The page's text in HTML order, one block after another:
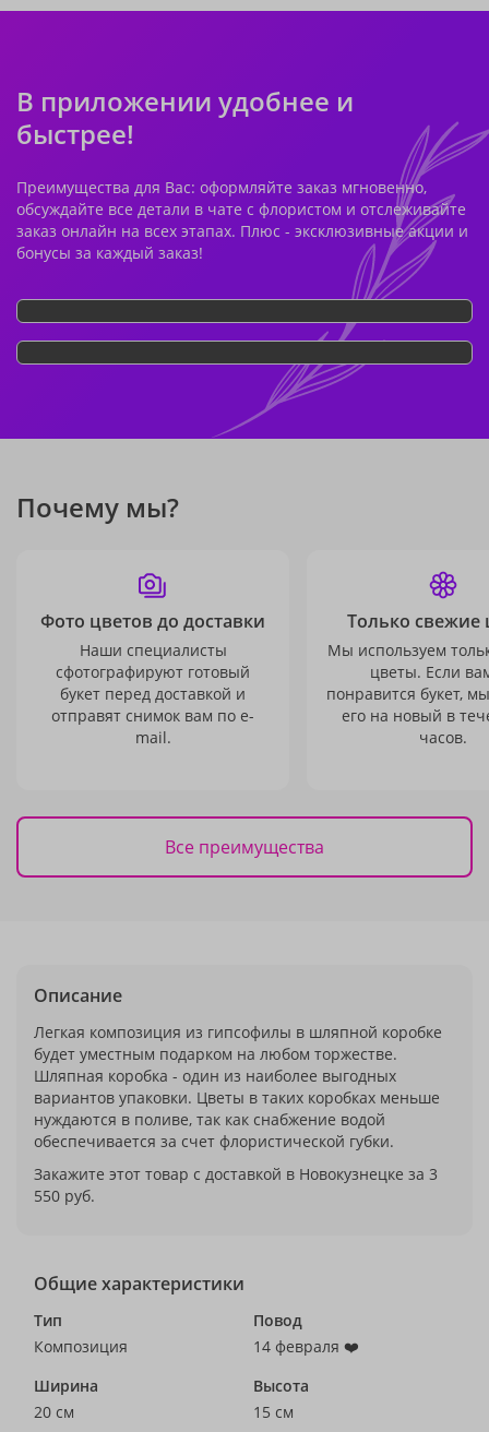
В приложении удобнее и
быстрее!
Преимущества для Вас: оформляйте заказ мгновенно,
обсуждайте все детали в чате с флористом и отслеживайте
заказ онлайн на всех этапах. Плюс - эксклюзивные акции и
бонусы за каждый заказ!
Почему мы?
Фото цветов до доставки
Наши специалисты
сфотографируют готовый
букет перед доставкой и
отправят снимок вам по e-
mail.
Только свежие
Мы используем
цветы. Если
понравится букет,
его на новый в
часов.
Все преимущества
Описание
Легкая композиция из гипсофилы в шляпной коробке
будет уместным подарком на любом торжестве.
Шляпная коробка - один из наиболее выгодных
вариантов упаковки. Цветы в таких коробках меньше
нуждаются в поливе, так как снабжение водой
обеспечивается за счет флористической губки.
Закажите этот товар с доставкой в Новокузнецке за 3
550 руб.
Общие характеристики
Тип
Композиция
Повод
14 февраля ❤️
Ширина
20 см
Высота
15 см